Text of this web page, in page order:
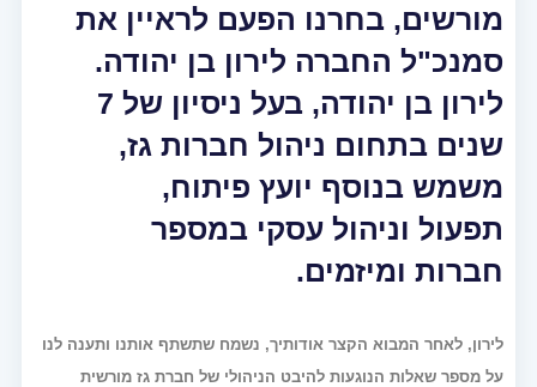
מורשים, בחרנו הפעם לראיין את
סמנכ"ל החברה לירון בן יהודה.
לירון בן יהודה, בעל ניסיון של 7
שנים בתחום ניהול חברות גז,
משמש בנוסף יועץ פיתוח,
תפעול וניהול עסקי במספר
חברות ומיזמים.
לירון, לאחר המבוא הקצר אודותיך, נשמח שתשתף אותנו ותענה לנו
על מספר שאלות הנוגעות להיבט הניהולי של חברת גז מורשית